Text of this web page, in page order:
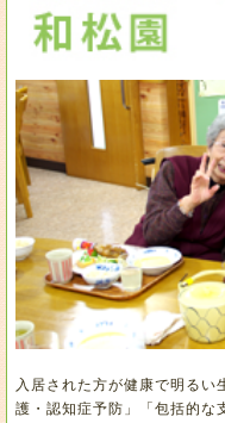
入居された方が健康で明るい
護・認知症予防」「包括的な